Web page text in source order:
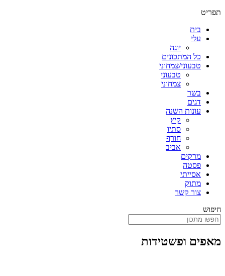
תפריט
בית
עלי
יוגה
כל המתכונים
טבעוני/צמחוני
טבעוני
צמחוני
בשר
דגים
עונות השנה
קיץ
סתיו
חורף
אביב
מרקים
פסטה
אסייתי
מתוק
צור קשר
חיפוש
מאפים ופשטידות